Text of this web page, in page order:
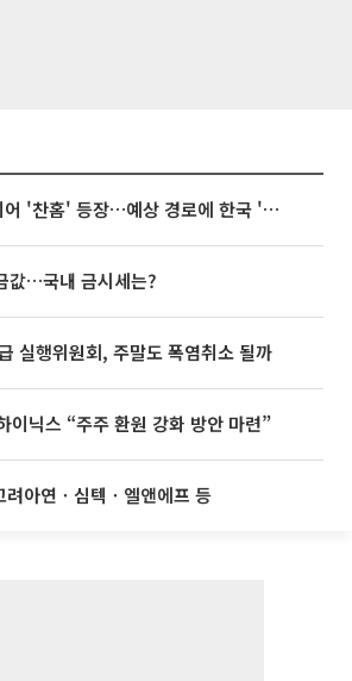
태풍 '돌핀' 이어 '찬홈' 등장…예상 경로에 한국 '한숨'
값…국내 금시세는?
실행위원회, 주말도 폭염취소 될까
이닉스 “주주 환원 강화 방안 마련”
아연ㆍ심텍ㆍ엘앤에프 등